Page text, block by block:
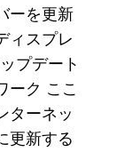
ーを更新
ィスプレ
プデート
ーク ここ
ターネッ
更新する